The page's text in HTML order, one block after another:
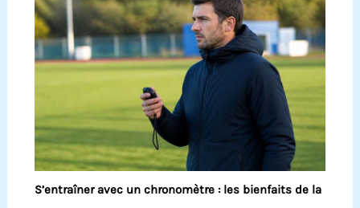
S’entraîner avec un chronomètre : les bienfaits de la